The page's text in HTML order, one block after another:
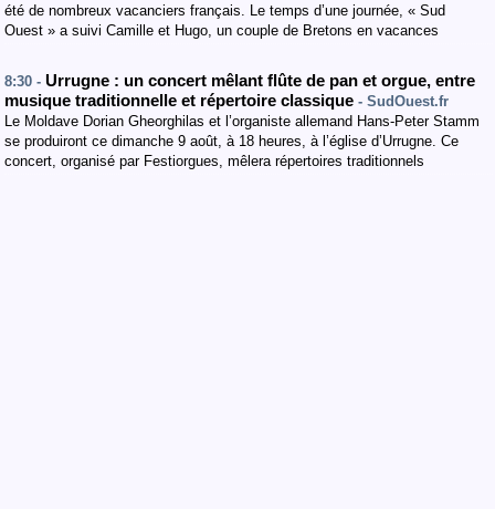
été de nombreux vacanciers français. Le temps d’une journée, « Sud
Ouest » a suivi Camille et Hugo, un couple de Bretons en vacances
8:30 - Urrugne : un concert mêlant flûte de pan et orgue, entre
musique traditionnelle et répertoire classique - SudOuest.fr
Le Moldave Dorian Gheorghilas et l’organiste allemand Hans-Peter Stamm
se produiront ce dimanche 9 août, à 18 heures, à l’église d’Urrugne. Ce
concert, organisé par Festiorgues, mêlera répertoires traditionnels